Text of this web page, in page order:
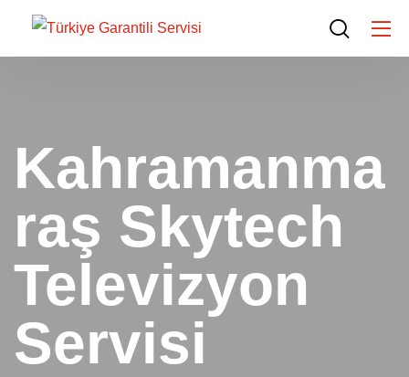
Kahramanma
raş Skytech
Televizyon
Servisi